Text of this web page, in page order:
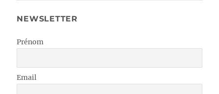
NEWSLETTER
Prénom
Email